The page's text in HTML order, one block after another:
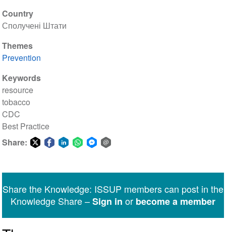
Country
Сполучені Штати
Themes
Prevention
Keywords
resource
tobacco
CDC
Best Practice
Share:
Messenger
Share the Knowledge: ISSUP members can post in the
Knowledge Share –Sign in or become a member